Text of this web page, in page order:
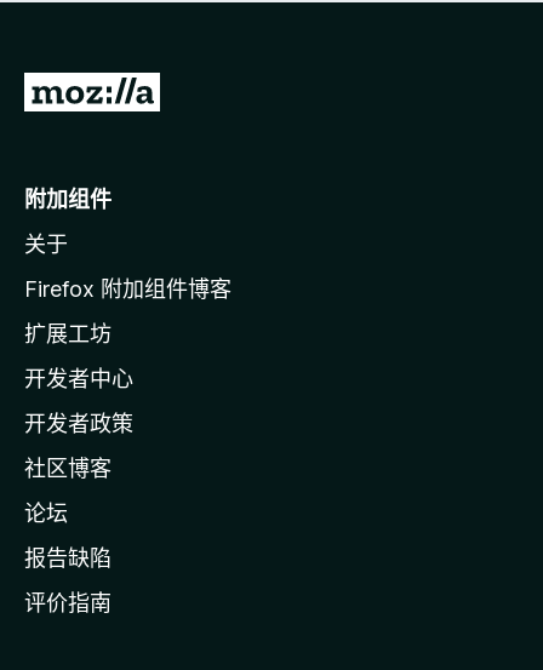
无
转
o
i
l
a
主
页
附加组件
关于
Firefox 附加组件博客
扩展工坊
开发者中心
开发者政策
社区博客
论坛
报告缺陷
评价指南